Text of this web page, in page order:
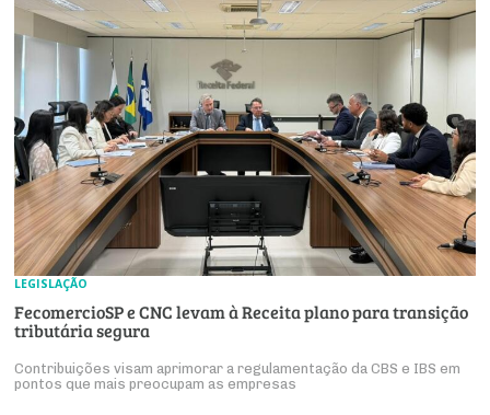
LEGISLAÇÃO
FecomercioSP e CNC levam à Receita plano para transição
tributária segura
Contribuições visam aprimorar a regulamentação da CBS e IBS em
pontos que mais preocupam as empresas